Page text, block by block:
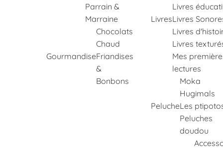
Parrain &
Marraine
Gourmandise
Chocolats
Chaud
Friandises
&
Bonbons
Livres
Livres
Livres
Livres
Livres
Mes
lectures
Peluche
Moka
Hugimals
Les
Peluches
doudou